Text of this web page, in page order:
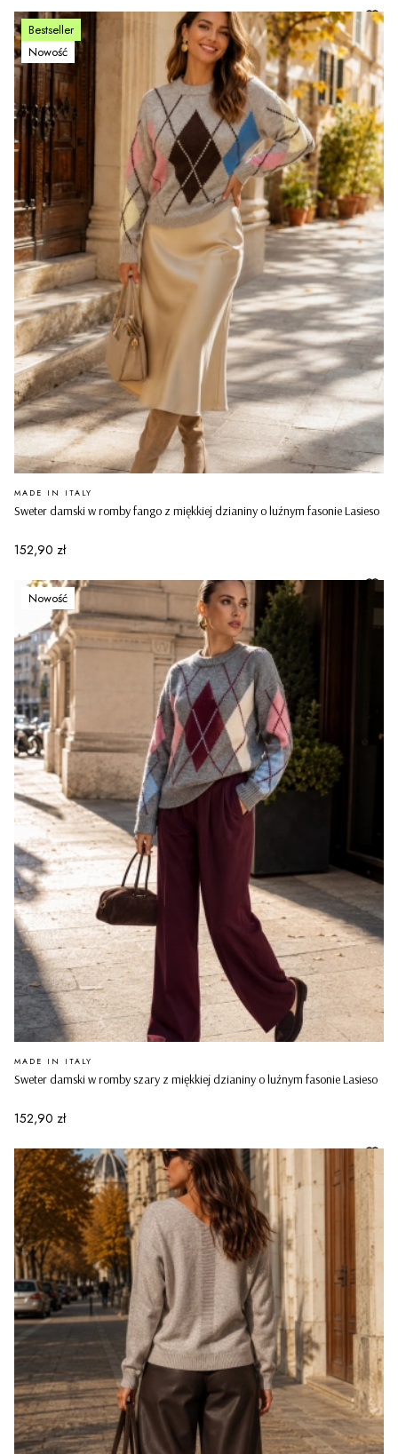
Bestseller
Nowość
Sweter damski w romby fango z miękkiej dzianiny o luźnym fasonie Lasieso
PRODUCENT
MADE IN ITALY
Cena
152,90 zł
Nowość
Sweter damski w romby szary z miękkiej dzianiny o luźnym fasonie Lasieso
PRODUCENT
MADE IN ITALY
Cena
152,90 zł